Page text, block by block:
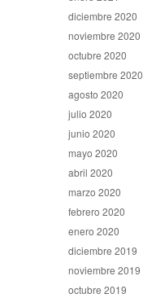
diciembre 2020
noviembre 2020
octubre 2020
septiembre 2020
agosto 2020
julio 2020
junio 2020
mayo 2020
abril 2020
marzo 2020
febrero 2020
enero 2020
diciembre 2019
noviembre 2019
octubre 2019